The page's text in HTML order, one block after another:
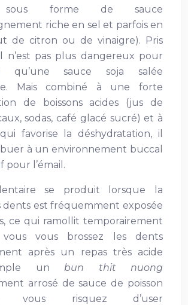
sous forme de sauce
riche en sel et parfois en
de citron ou de vinaigre). Pris
n’est pas plus dangereux pour
qu’une sauce soja salée
Mais combiné à une forte
de boissons acides (jus de
sodas, café glacé sucré) et à
favorise la déshydratation, il
à un environnement buccal
pour l’émail.
dentaire se produit lorsque la
dents est fréquemment exposée
ce qui ramollit temporairement
vous vous brossez les dents
après un repas très acide
unbun thit nuong
arrosé de sauce de poisson
vous risquez d’user